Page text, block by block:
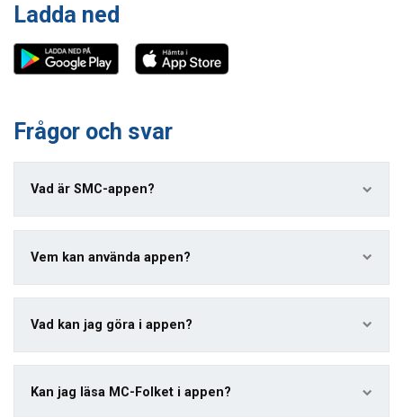
Ladda ned
Frågor och svar
Vad är SMC-appen?
Vem kan använda appen?
Vad kan jag göra i appen?
Kan jag läsa MC-Folket i appen?